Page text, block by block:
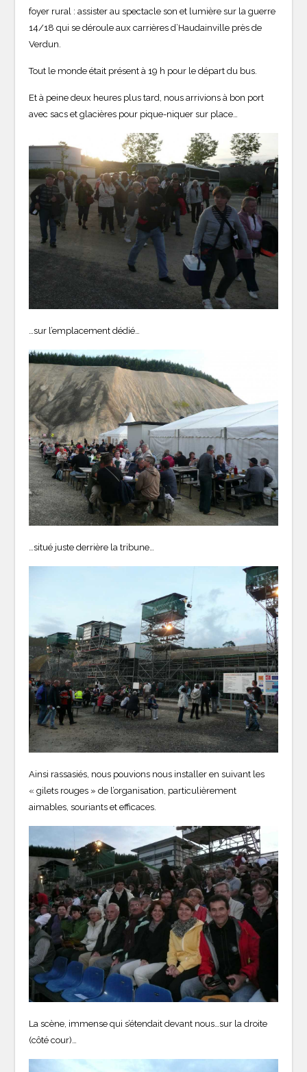
foyer rural : assister au spectacle son et lumière sur la guerre
14/18 qui se déroule aux carrières d’Haudainville près de
Verdun.
Tout le monde était présent à 19 h pour le départ du bus.
Et à peine deux heures plus tard, nous arrivions à bon port
avec sacs et glacières pour pique-niquer sur place…
…sur l’emplacement dédié…
…situé juste derrière la tribune…
Ainsi rassasiés, nous pouvions nous installer en suivant les
« gilets rouges » de l’organisation, particulièrement
aimables, souriants et efficaces.
La scène, immense qui s’étendait devant nous…sur la droite
(côté cour)…